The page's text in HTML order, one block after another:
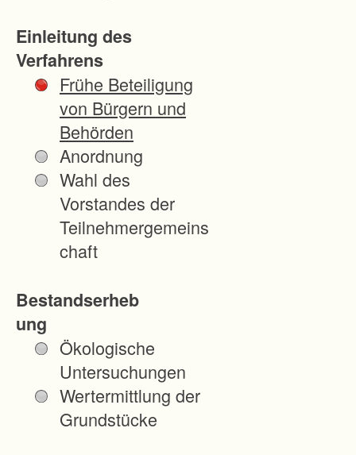
Einleitung des
Verfahrens
Frühe Beteiligung
von Bürgern und
Behörden
Anordnung
Wahl des
Vorstandes der
Teilnehmergemeins
chaft
Bestandserheb
ung
Ökologische
Untersuchungen
Wertermittlung der
Grundstücke